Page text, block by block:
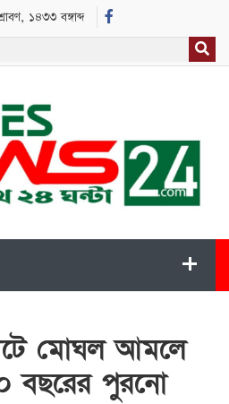
১৪৩৩ বঙ্গাব্দ
মোঘল আমলে
বছরের পুরনো